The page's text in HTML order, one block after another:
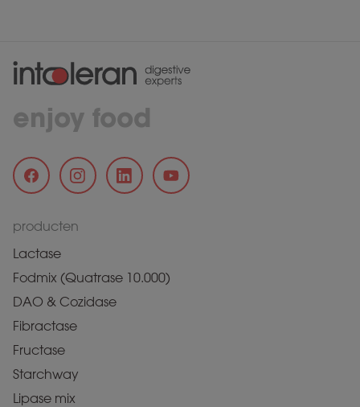
enjoy food
producten
Lactase
Fodmix (Quatrase 10.000)
DAO & Cozidase
Fibractase
Fructase
Starchway
Lipase mix